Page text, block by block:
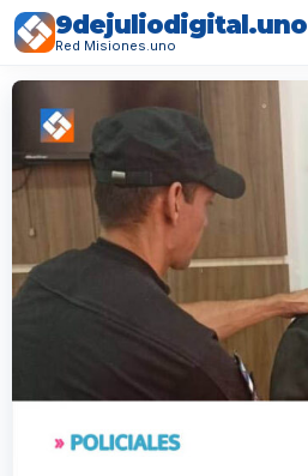
9dejuliodigital.uno
Red Misiones.uno